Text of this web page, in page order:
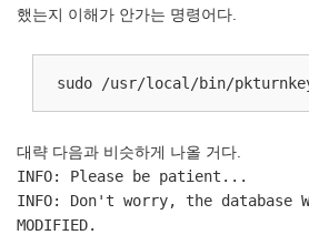
했는지 이해가 안가는 명령어다.
sudo /usr/local/bin/
대략 다음과 비슷하게 나올 거다.
INFO: Please be patient...
INFO: Don't worry, the database
MODIFIED.